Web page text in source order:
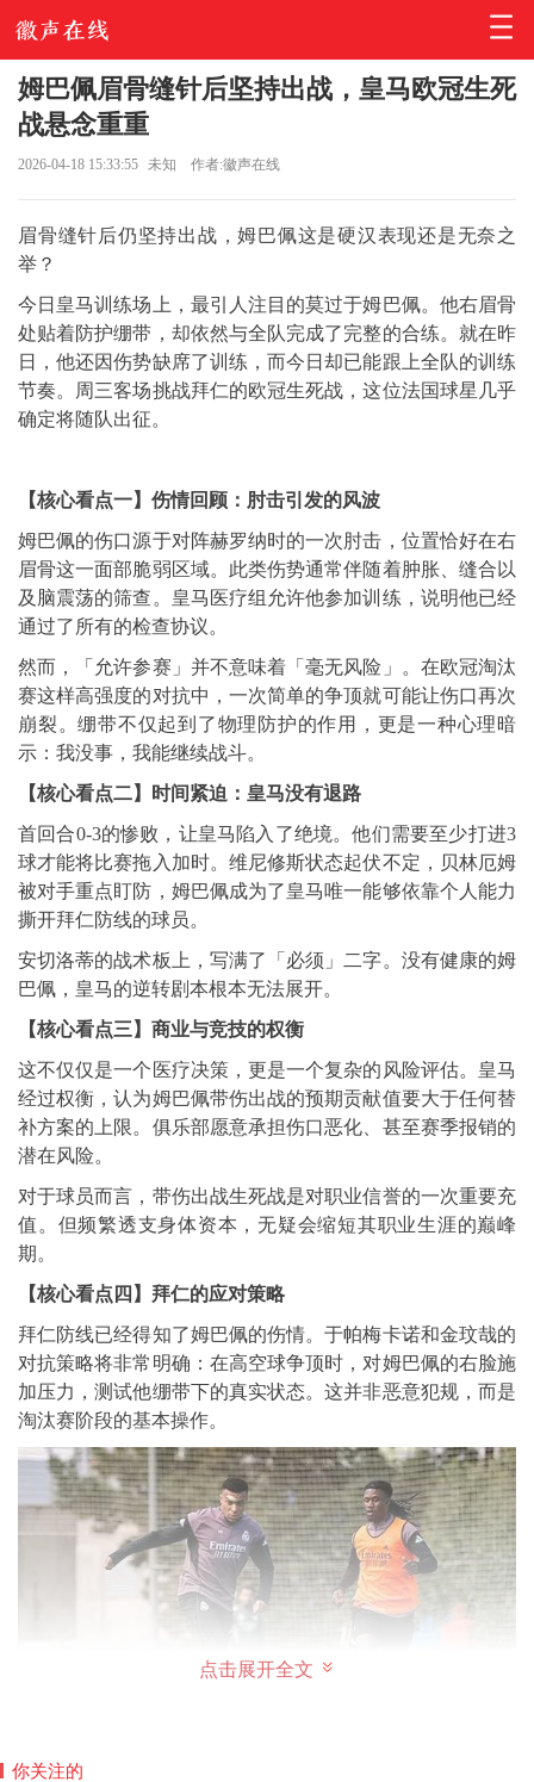
姆巴佩眉骨缝针后坚持出战，皇马欧冠生死
战悬念重重
2026-04-18 15:33:55 未知 作者:徽声在线
眉骨缝针后仍坚持出战，姆巴佩这是硬汉表现还是无奈之
举？
今日皇马训练场上，最引人注目的莫过于姆巴佩。他右眉骨
处贴着防护绷带，却依然与全队完成了完整的合练。就在昨
日，他还因伤势缺席了训练，而今日却已能跟上全队的训练
节奏。周三客场挑战拜仁的欧冠生死战，这位法国球星几乎
确定将随队出征。
【核心看点一】伤情回顾：肘击引发的风波
姆巴佩的伤口源于对阵赫罗纳时的一次肘击，位置恰好在右
眉骨这一面部脆弱区域。此类伤势通常伴随着肿胀、缝合以
及脑震荡的筛查。皇马医疗组允许他参加训练，说明他已经
通过了所有的检查协议。
然而，「允许参赛」并不意味着「毫无风险」。在欧冠淘汰
赛这样高强度的对抗中，一次简单的争顶就可能让伤口再次
崩裂。绷带不仅起到了物理防护的作用，更是一种心理暗
示：我没事，我能继续战斗。
【核心看点二】时间紧迫：皇马没有退路
首回合0-3的惨败，让皇马陷入了绝境。他们需要至少打进3
球才能将比赛拖入加时。维尼修斯状态起伏不定，贝林厄姆
被对手重点盯防，姆巴佩成为了皇马唯一能够依靠个人能力
撕开拜仁防线的球员。
安切洛蒂的战术板上，写满了「必须」二字。没有健康的姆
巴佩，皇马的逆转剧本根本无法展开。
【核心看点三】商业与竞技的权衡
这不仅仅是一个医疗决策，更是一个复杂的风险评估。皇马
经过权衡，认为姆巴佩带伤出战的预期贡献值要大于任何替
补方案的上限。俱乐部愿意承担伤口恶化、甚至赛季报销的
潜在风险。
对于球员而言，带伤出战生死战是对职业信誉的一次重要充
值。但频繁透支身体资本，无疑会缩短其职业生涯的巅峰
期。
【核心看点四】拜仁的应对策略
拜仁防线已经得知了姆巴佩的伤情。于帕梅卡诺和金玟哉的
对抗策略将非常明确：在高空球争顶时，对姆巴佩的右脸施
加压力，测试他绷带下的真实状态。这并非恶意犯规，而是
淘汰赛阶段的基本操作。
点击展开全文
你关注的